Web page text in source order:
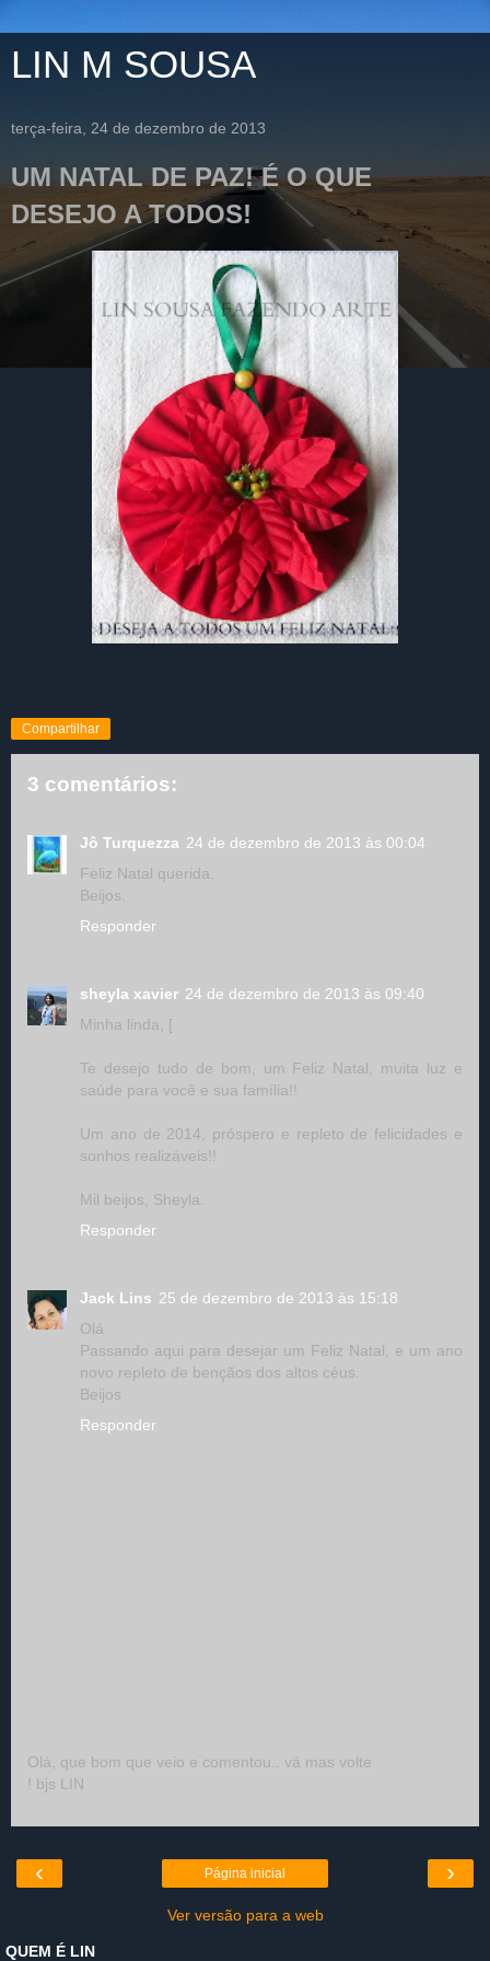
LIN M SOUSA
terça-feira, 24 de dezembro de 2013
UM NATAL DE PAZ! É O QUE
DESEJO A TODOS!
Compartilhar
3 comentários:
Jô Turquezza 24 de dezembro de 2013 às 00:04
Feliz Natal querida.
Beijos.
Responder
sheyla xavier 24 de dezembro de 2013 às 09:40
Minha linda, [
Te desejo tudo de bom, um Feliz Natal, muita luz e
saúde para você e sua família!!
Um ano de 2014, próspero e repleto de felicidades e
sonhos realizáveis!!
Mil beijos, Sheyla.
Responder
Jack Lins 25 de dezembro de 2013 às 15:18
Olá
Passando aqui para desejar um Feliz Natal, e um ano
novo repleto de bençãos dos altos céus.
Beijos
Responder
Olá, que bom que veio e comentou.. vá mas volte
! bjs LIN
‹ ›
Página inicial
Ver versão para a web
QUEM É LIN